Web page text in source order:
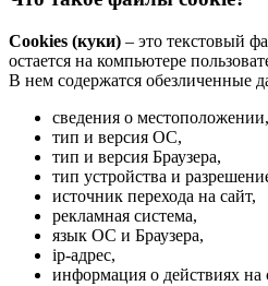
Cookies (куки) – это текстовый
остается на компьютере
В нем содержатся обезличенные
сведения о местоположении,
тип и версия ОС,
тип и версия Браузера,
тип устройства и
источник перехода на сайт,
рекламная система,
язык ОС и Браузера,
ip-адрес,
информация о действиях на